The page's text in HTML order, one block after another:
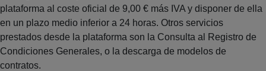
plataforma al coste oficial de 9,00 € más IVA y disponer de ella
en un plazo medio inferior a 24 horas. Otros servicios
prestados desde la plataforma son la Consulta al Registro de
Condiciones Generales, o la descarga de modelos de
contratos.